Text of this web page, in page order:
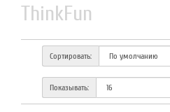
ThinkFun
Сортировать:
Показывать: